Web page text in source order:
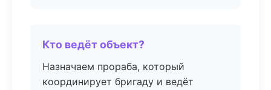
Кто ведёт объект?
Назначаем прораба, который
координирует бригаду и ведёт